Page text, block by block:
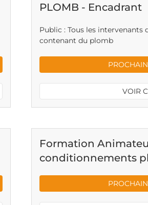
PLOMB - Encadrant
Public : Tous les
contenant du plomb
VOIR
Formation
conditionnements